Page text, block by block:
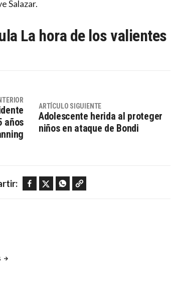
Salazar.
La hora de los valientes
años
ARTÍCULO SIGUIENTE
Adolescente herida al proteger
niños en ataque de Bondi
Facebook Twitter WhatsApp Copy link